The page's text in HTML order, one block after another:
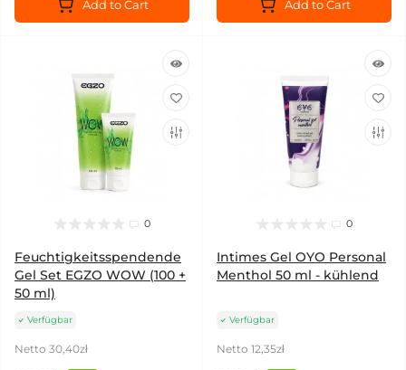
Add to Cart Add to Cart
0
Feuchtigkeitsspendende
Gel Set EGZO WOW (100 +
50 ml)
Verfügbar
Netto 30,40zł
0
Intimes Gel OYO Personal
Menthol 50 ml - kühlend
Verfügbar
Netto 12,35zł